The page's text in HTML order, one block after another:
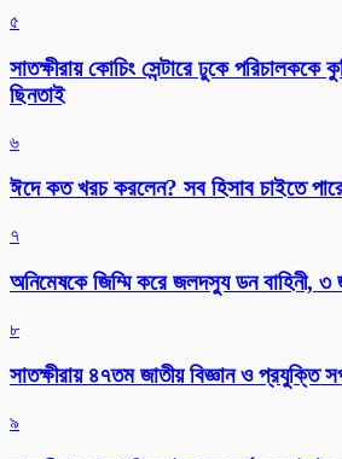
৫
সাতক্ষীরায় কোচিং সেন্টারে ঢুকে পরিচালককে
ছিনতাই
৬
ঈদে কত খরচ করলেন? সব হিসাব চাইতে
৭
অনিমেষকে জিম্মি করে জলদস্যু ডন বাহিনী,
৮
সাতক্ষীরায় ৪৭তম জাতীয় বিজ্ঞান ও প্রযুক্তি
৯